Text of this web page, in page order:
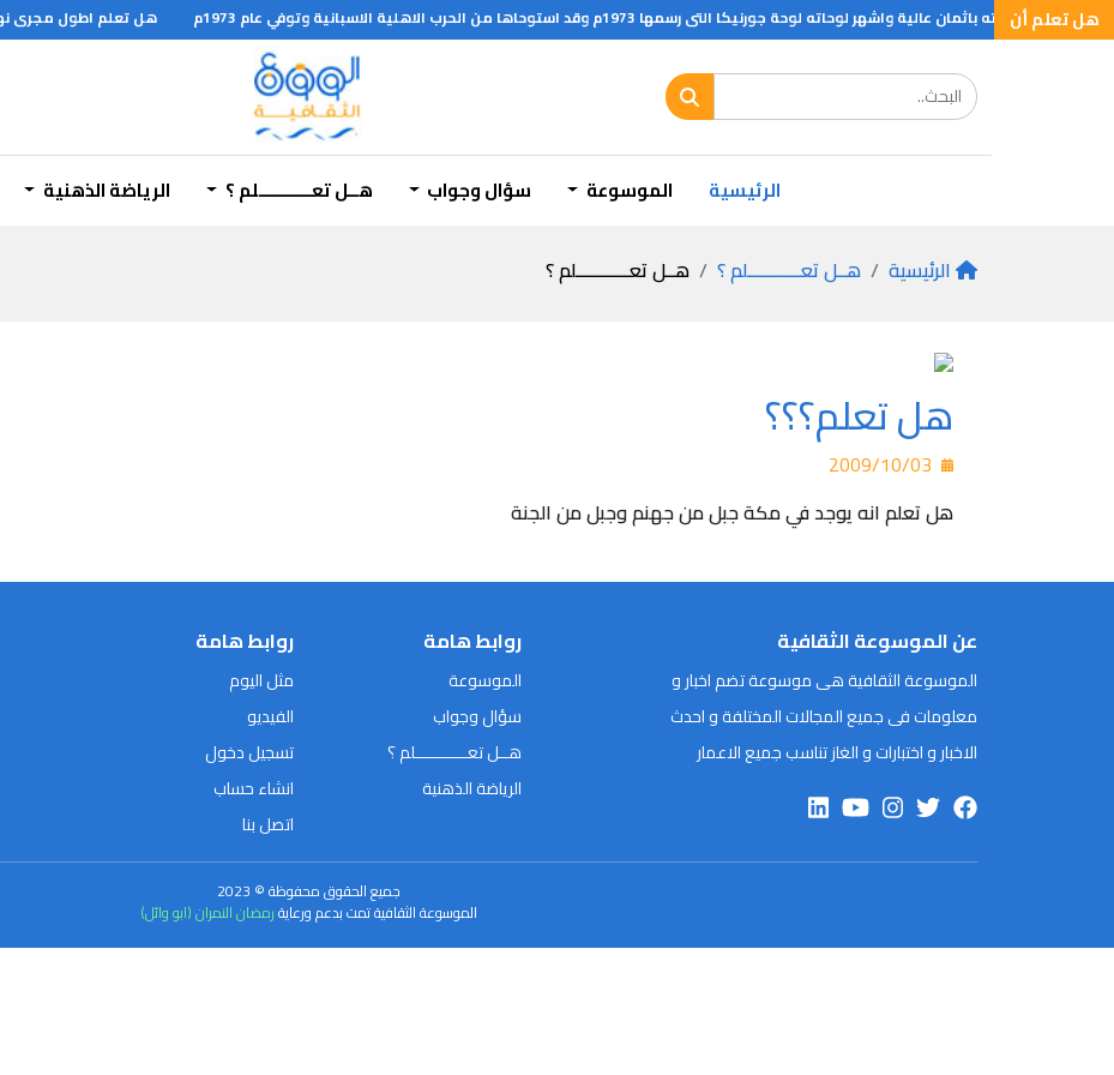
هل تعلم أن هل تعلم اطول مجرى نهر
صناعة الحلوى كعنصر اساسي في بداية القرن الثامن عشرو كلن انذاك مادة نادرة وكمالية اذ كان يستخرج من قصب السكر فقط
الرئيسية الموسوعة سؤال وجواب هــل تعـــــــــــلم ؟ الرياضة الذهنية
الرئيسية هــل تعـــــــــــلم ؟ هــل تعـــــــــــلم ؟
هل تعلم؟؟؟
هل تعلم انه يوجد في مكة جبل من جهنم وجبل من الجنة
عن الموسوعة الثقافية
الموسوعة الثقافية هى موسوعة تضم اخبار و
معلومات فى جميع المجالات المختلفة و احدث
الاخبار و اختبارات و الغاز تناسب جميع الاعمار
روابط هامة
الموسوعة
سؤال وجواب
هــل تعـــــــــــلم ؟
الرياضة الذهنية
روابط هامة
مثل اليوم
الفيديو
تسجيل دخول
انشاء حساب
اتصل بنا
جميع الحقوق محفوظة © 2023
الموسوعة الثقافية تمت بدعم ورعايةرمضان النمران (ابو وائل)